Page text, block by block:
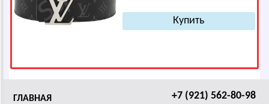
+7 (921) 562-80-98
ГЛАВНАЯ